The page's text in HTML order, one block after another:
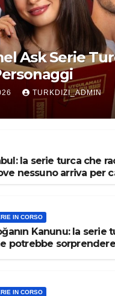
Ask Serie
TURKDIZI_ADMIN
la serie turca che
nessuno arriva per
IN CORSO
Kanunu: la serie
potrebbe
IN CORSO